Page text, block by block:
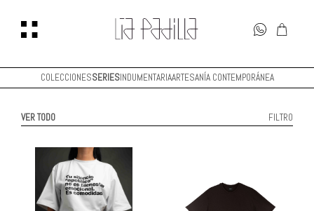
COLECCIONESSERIESINDUMENTARIAARTESANÍA CONTEMPORÁNEA
VER TODO FILTRO